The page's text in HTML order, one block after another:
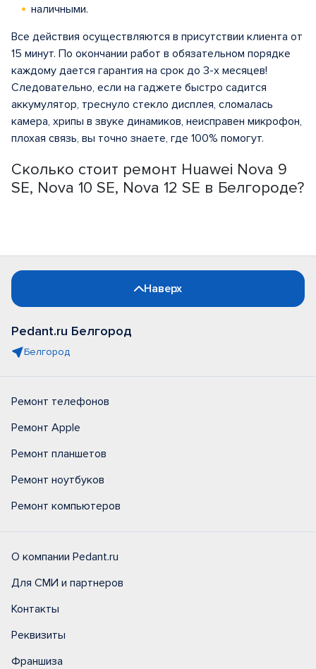
Сколько стоит ремонт Huawei Nova 9
SE, Nova 10 SE, Nova 12 SE в Белгороде?
наличными.
Все действия осуществляются в присутствии клиента от
15 минут. По окончании работ в обязательном порядке
каждому дается гарантия на срок до 3-х месяцев!
Следовательно, если на гаджете быстро садится
аккумулятор, треснуло стекло дисплея, сломалась
камера, хрипы в звуке динамиков, неисправен микрофон,
плохая связь, вы точно знаете, где 100% помогут.
Наверх
Pedant.ru Белгород
Белгород
Ремонт телефонов
Ремонт Apple
Ремонт планшетов
Ремонт ноутбуков
Ремонт компьютеров
О компании Pedant.ru
Для СМИ и партнеров
Контакты
Реквизиты
Франшиза